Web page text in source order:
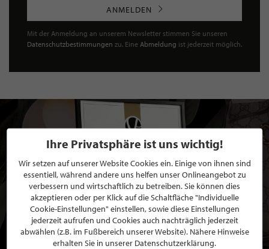
ANMELDEN
Mit der Anmeldung an unserem Newsletter stimmen Sie unseren
Datenschutzbestimmungen zu. Eine Abmeldung ist jederzeit möglich.
Ihre Privatsphäre ist uns wichtig!
Wir setzen auf unserer Website Cookies ein. Einige von ihnen sind
essentiell, während andere uns helfen unser Onlineangebot zu
verbessern und wirtschaftlich zu betreiben. Sie können dies
akzeptieren oder per Klick auf die Schaltfläche "Individuelle
Cookie-Einstellungen" einstellen, sowie diese Einstellungen
jederzeit aufrufen und Cookies auch nachträglich jederzeit
abwählen (z.B. im Fußbereich unserer Website). Nähere Hinweise
erhalten Sie in unserer Datenschutzerklärung.